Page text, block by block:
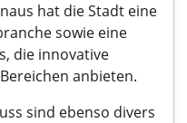
hat die Stadt eine
sowie eine
die innovative
anbieten.
sind ebenso divers